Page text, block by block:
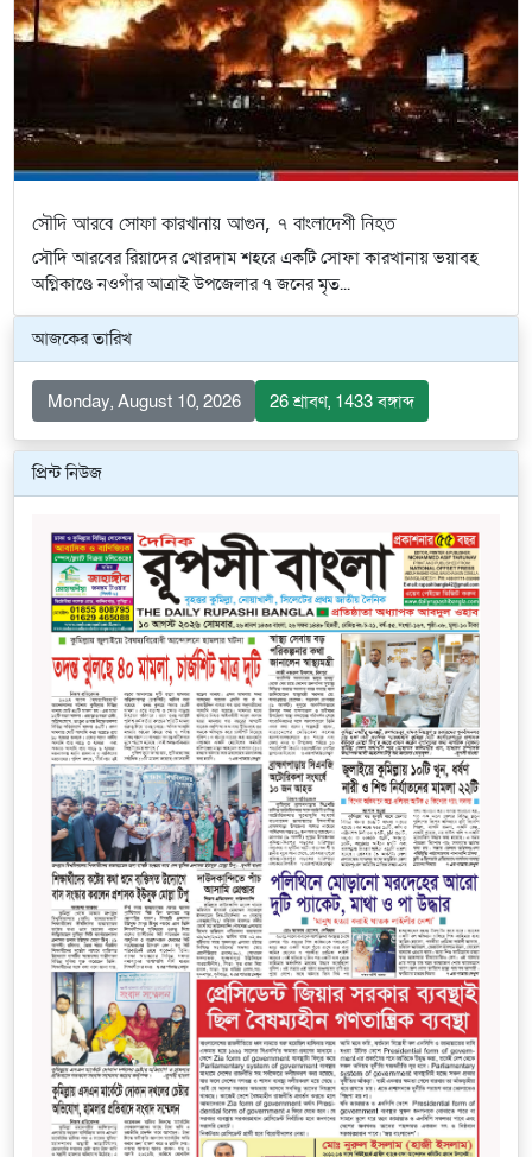
সৌদি আরবে সোফা কারখানায় আগুন, ৭ বাংলাদেশী নিহত
সৌদি আরবের রিয়াদের খোরদাম শহরে একটি সোফা কারখানায় ভয়াবহ
অগ্নিকাণ্ডে নওগাঁর আত্রাই উপজেলার ৭ জনের মৃত...
আজকের তারিখ
Monday, August 10, 2026 26 শ্রাবণ, 1433 বঙ্গাব্দ
প্রিন্ট নিউজ